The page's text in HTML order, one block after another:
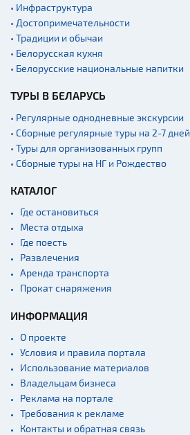
Квесты
Новости
Спортинг-клубы и тиры
Озера и водоемы
Ратуши
Родовые усадьбы
Садово-парковая
архитектура
Памятники известным
людям
Кладбище
Костелы
Культурные центры
Театры
Национальные парки и
Концертные залы
Спортивные
сооружения
Веломаршруты
• Инфраструктура
• Достопримечательности
• Традиции и обычаи
• Белорусская кухня
• Белорусские национальные напитки
ТУРЫ В БЕЛАРУСЬ
• Регулярные однодневные экскурсии
• Сборные регулярные туры на 2-7 дней
• Туры для организованных групп
• Сборные туры на НГ и Рождество
КАТАЛОГ
Где остановиться
Места отдыха
Где поесть
Развлечения
Аренда транспорта
Прокат снаряжения
ИНФОРМАЦИЯ
О проекте
Условия и правила портала
Использование материалов
Владельцам бизнеса
Реклама на портале
Требования к рекламе
Контакты и обратная связь